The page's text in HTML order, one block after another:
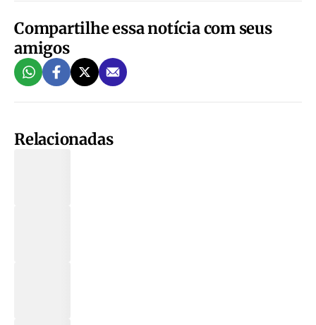
Compartilhe essa notícia com seus
amigos
Relacionadas